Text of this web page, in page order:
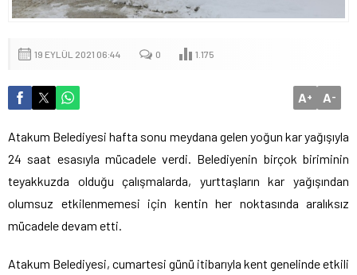
19 EYLÜL 2021 06:44 0 1.175
A+ A-
Atakum Belediyesi hafta sonu meydana gelen yoğun kar yağışıyla
24 saat esasıyla mücadele verdi. Belediyenin birçok biriminin
teyakkuzda olduğu çalışmalarda, yurttaşların kar yağışından
olumsuz etkilenmemesi için kentin her noktasında aralıksız
mücadele devam etti.
Atakum Belediyesi, cumartesi günü itibarıyla kent genelinde etkili